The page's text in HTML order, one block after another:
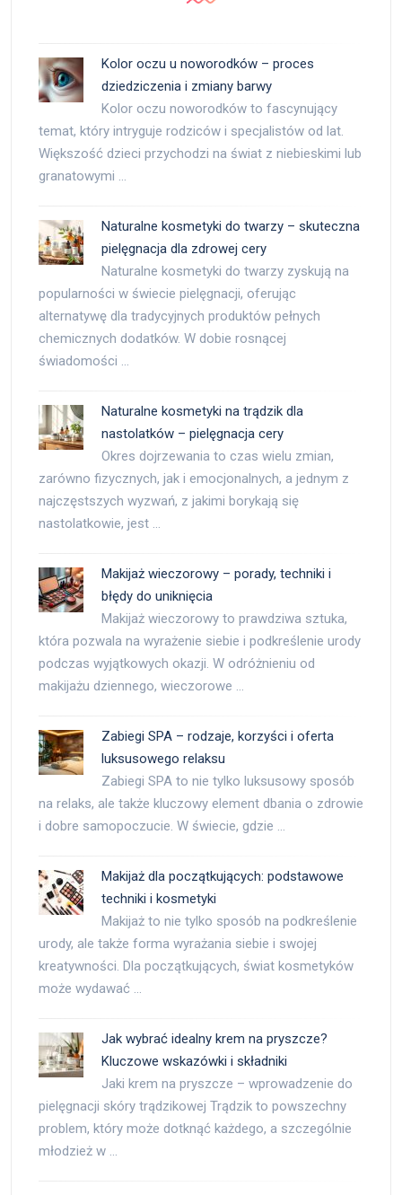
Kolor oczu u noworodków – proces
dziedziczenia i zmiany barwy
Kolor oczu noworodków to fascynujący
temat, który intryguje rodziców i specjalistów od lat.
Większość dzieci przychodzi na świat z niebieskimi lub
granatowymi …
Naturalne kosmetyki do twarzy – skuteczna
pielęgnacja dla zdrowej cery
Naturalne kosmetyki do twarzy zyskują na
popularności w świecie pielęgnacji, oferując
alternatywę dla tradycyjnych produktów pełnych
chemicznych dodatków. W dobie rosnącej
świadomości …
Naturalne kosmetyki na trądzik dla
nastolatków – pielęgnacja cery
Okres dojrzewania to czas wielu zmian,
zarówno fizycznych, jak i emocjonalnych, a jednym z
najczęstszych wyzwań, z jakimi borykają się
nastolatkowie, jest …
Makijaż wieczorowy – porady, techniki i
błędy do uniknięcia
Makijaż wieczorowy to prawdziwa sztuka,
która pozwala na wyrażenie siebie i podkreślenie urody
podczas wyjątkowych okazji. W odróżnieniu od
makijażu dziennego, wieczorowe …
Zabiegi SPA – rodzaje, korzyści i oferta
luksusowego relaksu
Zabiegi SPA to nie tylko luksusowy sposób
na relaks, ale także kluczowy element dbania o zdrowie
i dobre samopoczucie. W świecie, gdzie …
Makijaż dla początkujących: podstawowe
techniki i kosmetyki
Makijaż to nie tylko sposób na podkreślenie
urody, ale także forma wyrażania siebie i swojej
kreatywności. Dla początkujących, świat kosmetyków
może wydawać …
Jak wybrać idealny krem na pryszcze?
Kluczowe wskazówki i składniki
Jaki krem na pryszcze – wprowadzenie do
pielęgnacji skóry trądzikowej Trądzik to powszechny
problem, który może dotknąć każdego, a szczególnie
młodzież w …